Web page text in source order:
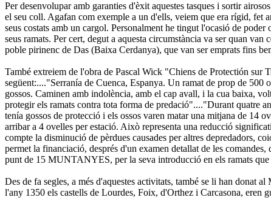
Per desenvolupar amb garanties d'èxit aquestes tasques i sortir
el seu coll. Agafan com exemple a un d'ells, veiem que era rígid, fet
seus costats amb un cargol. Personalment he tingut l'ocasió de
seus ramats. Per cert, degut a aquesta circumstància va ser quan
poble pirinenc de Das (Baixa Cerdanya), que van ser emprats fins
També extreiem de l'obra de Pascal Wick "Chiens de Protectión
següent:...."Serranía de Cuenca, Espanya. Un ramat de prop de 500
gossos. Caminen amb indolència, amb el cap avall, i la cua baixa,
protegir els ramats contra tota forma de predació"...."Durant quatre
tenía gossos de protecció i els ossos varen matar una mitjana de 14
arribar a 4 ovelles per estació. Això representa una reducció
compte la disminució de pèrdues causades per altres depredadors,
permet la financiació, després d'un examen detallat de les
punt de 15 MUNTANYES, per la seva introducció en els ramats que
Des de fa segles, a més d'aquestes activitats, també se li han donat
l'any 1350 els castells de Lourdes, Foix, d'Orthez i Carcasona, eren